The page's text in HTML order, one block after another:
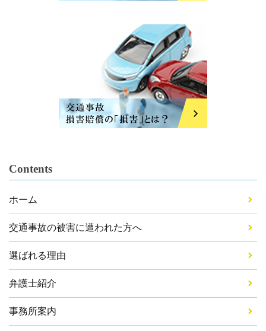
Contents
ホーム
交通事故の被害に遭われた方へ
選ばれる理由
弁護士紹介
事務所案内